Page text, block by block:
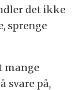
det ikke
sprenge
mange
svare på,